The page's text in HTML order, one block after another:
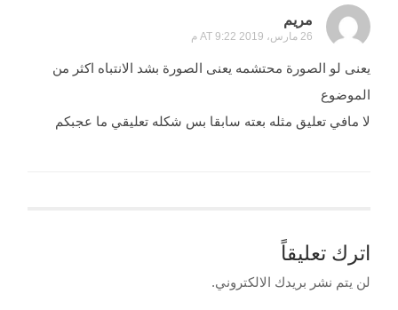
مريم
26 مارس، 2019 AT 9:22 م
يعنى لو الصورة محتشمه يعنى الصورة بشد الانتباه اكثر من
الموضوع
لا مافي تعليق مثله بعته سابقا بس شكله تعليقي ما عجبكم
اترك تعليقاً
لن يتم نشر بريدك الالكتروني.